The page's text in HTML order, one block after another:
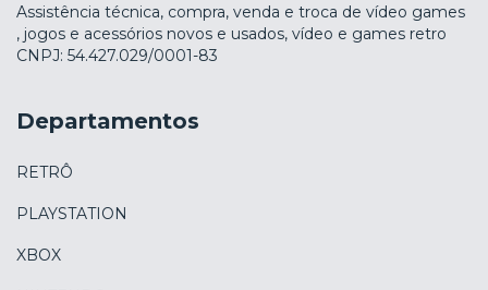
Assistência técnica, compra, venda e troca de vídeo games
, jogos e acessórios novos e usados, vídeo e games retro
CNPJ: 54.427.029/0001-83
Departamentos
RETRÔ
PLAYSTATION
XBOX